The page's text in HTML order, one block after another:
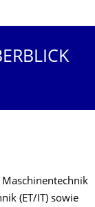
(ET/IT) sowie